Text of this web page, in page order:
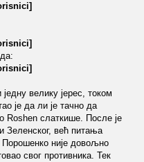
велику јерес, током
је да ли је тачно да
слаткише. После је
Зеленског, већ питања
Порошенко није довољно
свог противника. Тек